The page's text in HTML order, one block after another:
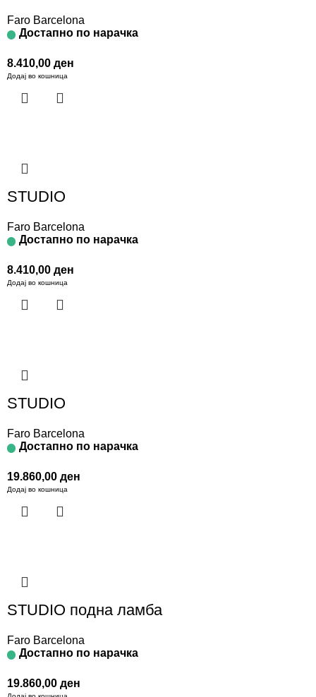
Faro Barcelona
Достапно по нарачка
8.410,00 ден
Додај во кошница
STUDIO
Faro Barcelona
Достапно по нарачка
8.410,00 ден
Додај во кошница
STUDIO
Faro Barcelona
Достапно по нарачка
19.860,00 ден
Додај во кошница
STUDIO подна ламба
Faro Barcelona
Достапно по нарачка
19.860,00 ден